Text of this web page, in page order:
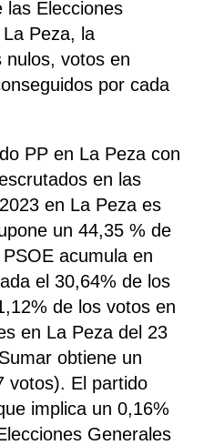
las Elecciones
Peza, la
nulos, votos en
por cada
PP en La Peza con
en las
en La Peza es
un 44,35 % de
acumula en
el 30,64% de los
de los votos en
en La Peza del 23
obtiene un
votos). El partido
implica un 0,16%
Generales